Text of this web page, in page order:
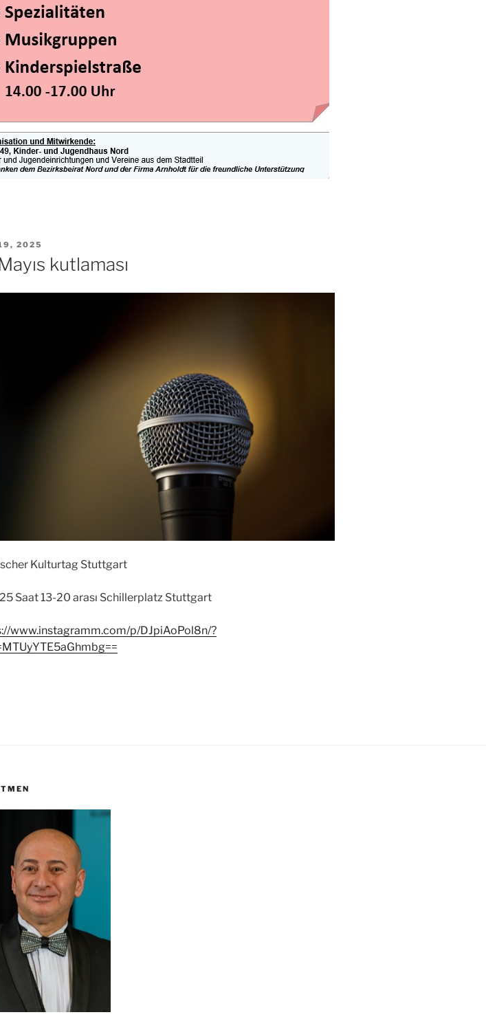
2025
kutlaması
Kulturtag Stuttgart
Saat 13-20 arası Schillerplatz Stuttgart
www.instagramm.com/p/DJpiAoPol8n/?